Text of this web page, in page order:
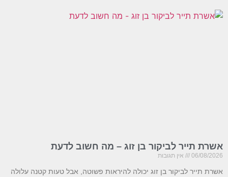
אשרת תייר לביקור בן זוג – מה חשוב לדעת
06/08/2026 אין תגובות
אשרת תייר לביקור בן זוג יכולה להיראות פשוטה, אבל טעות קטנה עלולה